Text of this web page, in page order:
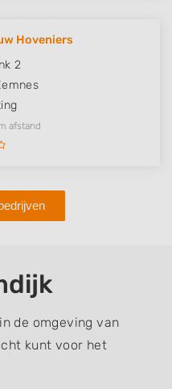
Hoveniers
2
afstand
de omgeving van
kunt voor het